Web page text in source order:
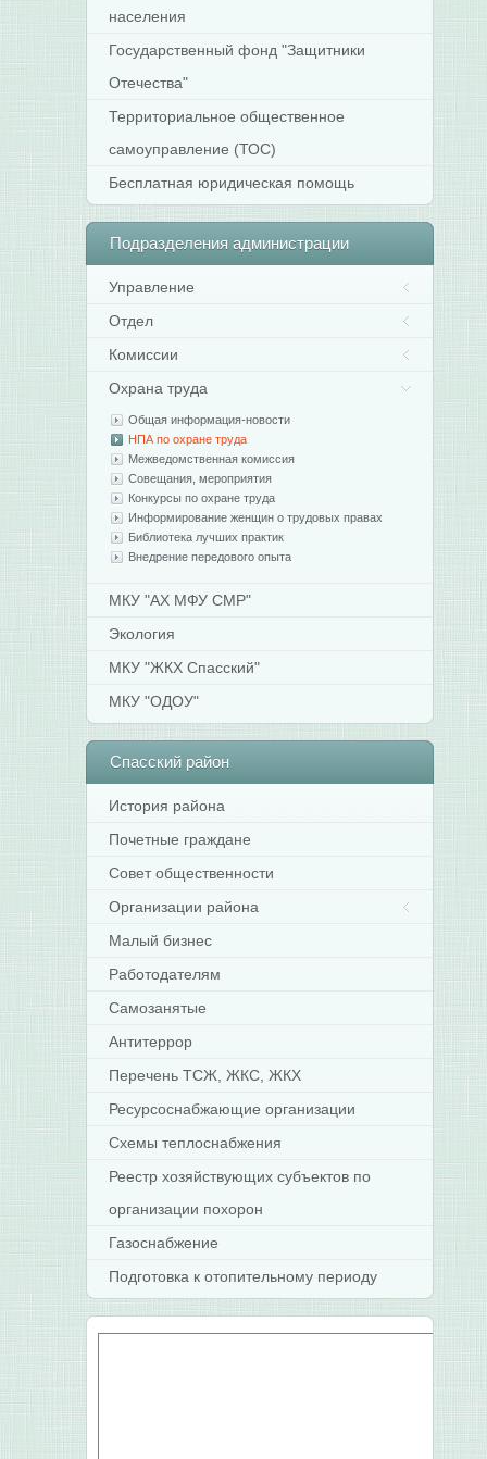
населения
Государственный фонд "Защитники
Отечества"
Территориальное общественное
самоуправление (ТОС)
Бесплатная юридическая помощь
Подразделения администрации
Управление
Отдел
Комиссии
Охрана труда
Общая информация-новости
НПА по охране труда
Межведомственная комиссия
Совещания, мероприятия
Конкурсы по охране труда
Информирование женщин о трудовых правах
Библиотека лучших практик
Внедрение передового опыта
МКУ "АХ МФУ СМР"
Экология
МКУ "ЖКХ Спасский"
МКУ "ОДОУ"
Спасскийрайон
История района
Почетные граждане
Совет общественности
Организации района
Малый бизнес
Работодателям
Самозанятые
Антитеррор
Перечень ТСЖ, ЖКС, ЖКХ
Ресурсоснабжающие организации
Схемы теплоснабжения
Реестр хозяйствующих субъектов по
организации похорон
Газоснабжение
Подготовка к отопительному периоду